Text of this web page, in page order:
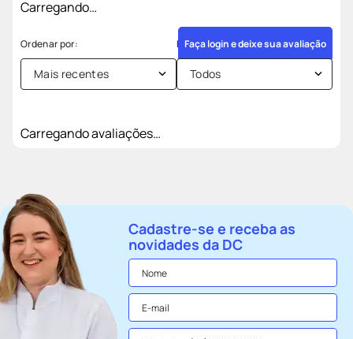
Carregando…
Faça login e deixe sua avaliação
Mais recentes Todos
Carregando avaliações…
Cadastre-se e receba as
novidades da DC